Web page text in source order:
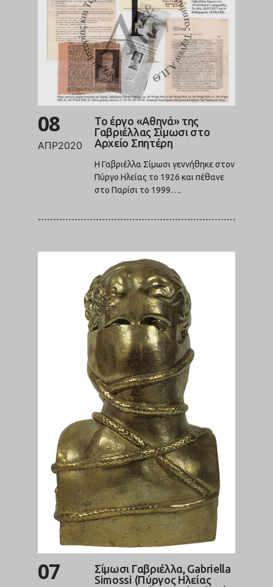
ΑΠΡ2020
08
Το έργο «Αθηνά» της
Γαβριέλλας Σίμωσι στο
Αρχείο Σπητέρη
Η Γαβριέλλα Σίμωσι γεννήθηκε στον
Πύργο Ηλείας το 1926 και πέθανε
στο Παρίσι το 1999….
07
Σίμωσι Γαβριέλλα, Gabriella
Simossi (Πύργος Ηλείας